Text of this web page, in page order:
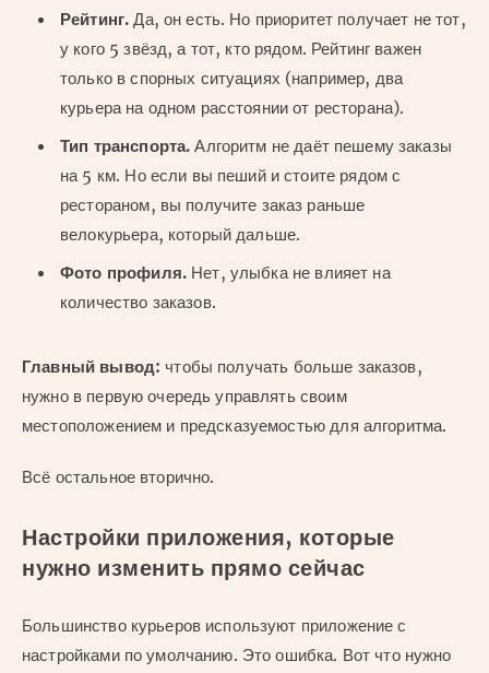
Рейтинг. Да, он есть. Но приоритет получает не тот,
у кого 5 звёзд, а тот, кто рядом. Рейтинг важен
только в спорных ситуациях (например, два
курьера на одном расстоянии от ресторана).
Тип транспорта. Алгоритм не даёт пешему заказы
на 5 км. Но если вы пеший и стоите рядом с
рестораном, вы получите заказ раньше
велокурьера, который дальше.
Фото профиля.Нет, улыбка не влияет на
количество заказов.
Главный вывод: чтобы получать больше заказов,
нужно в первую очередь управлять своим
местоположением и предсказуемостью для алгоритма.
Всё остальное вторично.
Настройки приложения, которые
нужно изменить прямо сейчас
Большинство курьеров используют приложение с
настройками по умолчанию. Это ошибка. Вот что нужно